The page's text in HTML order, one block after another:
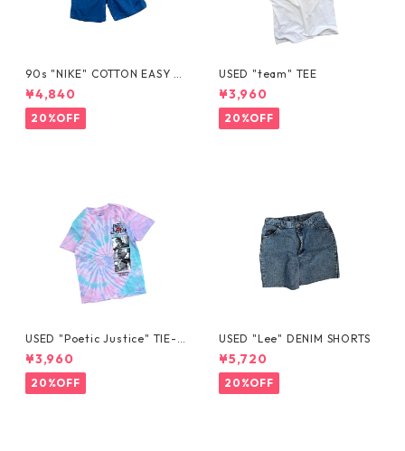
90s "NIKE" COTTON EASY S
HORTS
¥4,840
20%OFF
USED "team" TEE
¥3,960
20%OFF
USED "Poetic Justice" TIE-D
YE TEE
¥3,960
20%OFF
USED "Lee" DENIM SHORTS
¥5,720
20%OFF